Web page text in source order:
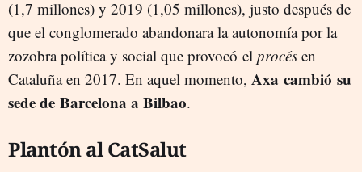
(1,7 millones) y 2019 (1,05 millones), justo después de
que el conglomerado abandonara la autonomía por la
zozobra política y social que provocó el procés en
Cataluña en 2017. En aquel momento, Axa cambió su
sede de Barcelona a Bilbao.
Plantón al CatSalut